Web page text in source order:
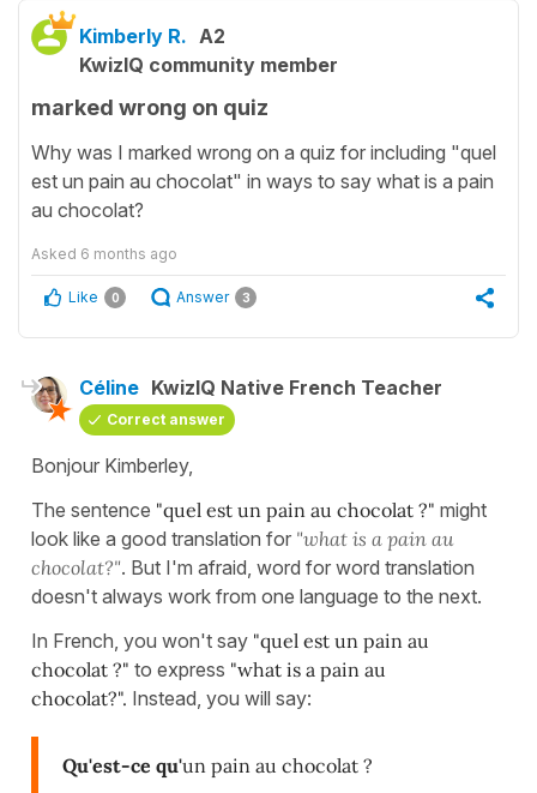
Kimberly R. A2
KwizIQ community member
marked wrong on quiz
Why was I marked wrong on a quiz for including "quel
est un pain au chocolat" in ways to say what is a pain
au chocolat?
Asked 6 months ago
Like 0 Answer 3
Céline KwizIQ Native French Teacher
Correct answer
Bonjour Kimberley,
The sentence "quel est un pain au chocolat ?" might
look like a good translation for "what is a pain au
chocolat?". But I'm afraid, word for word translation
doesn't always work from one language to the next.
In French, you won't say "quel est un pain au
chocolat ?" to express "what is a pain au
chocolat?". Instead, you will say:
Qu'est-ce qu'un pain au chocolat ?